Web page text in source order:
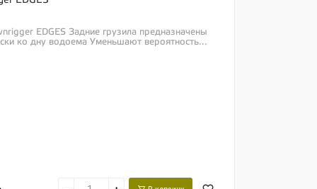
EDGES Задние грузила предназначены
ко дну водоема Уменьшают вероятность...